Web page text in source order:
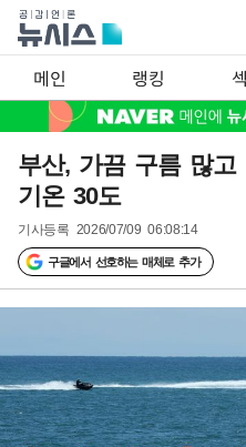
메인 랭킹
부산, 가끔 구름 많
기온 30도
기사등록 2026/07/09 06:08:14
구글에서 선호하는 매체로 추가